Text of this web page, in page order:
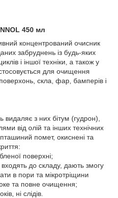
450 мл
концентрований очисник
забруднень із будь-яких
і іншої техніки, а також у
для очищення
скла, фар, бамперів і
з них бітум (гудрон),
від олій та інших технічних
помет, окиснені та
поверхні;
до складу, дають змогу
в пори та мікротріщини
та повне очищення;
ні слідів.